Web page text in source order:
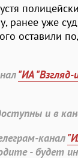
ранее уже
оставили
"ИА
и в
канал
- будет